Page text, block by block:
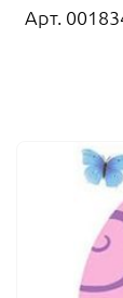
Арт.